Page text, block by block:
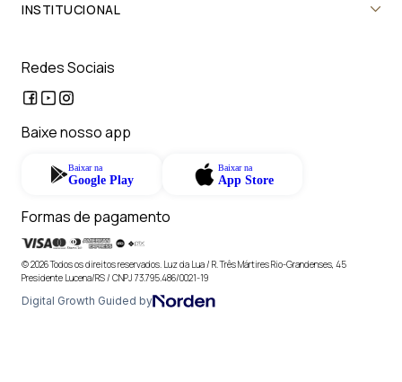
INSTITUCIONAL
Redes Sociais
Baixe nosso app
Baixar na
Google Play
Baixar na
App Store
Formas de pagamento
© 2026 Todos os direitos reservados. Luz da Lua / R. Três Mártires Rio-Grandenses, 45
Presidente Lucena/RS / CNPJ 73.795.486/0021-19
Digital Growth Guided by